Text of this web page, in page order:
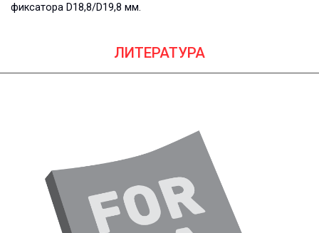
фиксатора D18,8/D19,8 мм.
ЛИТЕРАТУРА